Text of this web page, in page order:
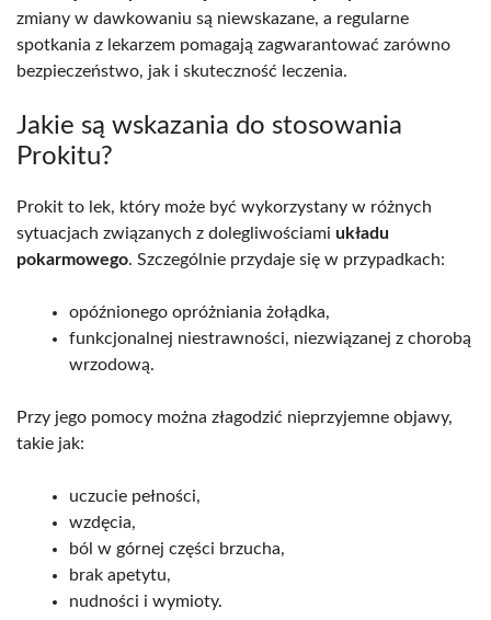
zmiany w dawkowaniu są niewskazane, a regularne
spotkania z lekarzem pomagają zagwarantować zarówno
bezpieczeństwo, jak i skuteczność leczenia.
Jakie są wskazania do stosowania
Prokitu?
Prokit to lek, który może być wykorzystany w różnych
sytuacjach związanych z dolegliwościami układu
pokarmowego. Szczególnie przydaje się w przypadkach:
opóźnionego opróżniania żołądka,
funkcjonalnej niestrawności, niezwiązanej z chorobą
wrzodową.
Przy jego pomocy można złagodzić nieprzyjemne objawy,
takie jak:
uczucie pełności,
wzdęcia,
ból w górnej części brzucha,
brak apetytu,
nudności i wymioty.